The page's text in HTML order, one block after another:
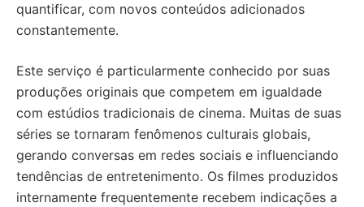
quantificar, com novos conteúdos adicionados
constantemente.
Este serviço é particularmente conhecido por suas
produções originais que competem em igualdade
com estúdios tradicionais de cinema. Muitas de suas
séries se tornaram fenômenos culturais globais,
gerando conversas em redes sociais e influenciando
tendências de entretenimento. Os filmes produzidos
internamente frequentemente recebem indicações a